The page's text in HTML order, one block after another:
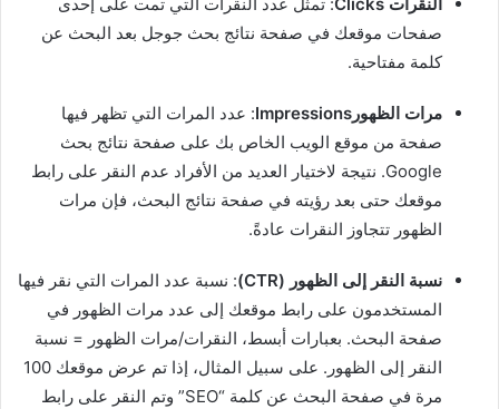
صفحات موقعك في صفحة نتائج بحث جوجل بعد البحث عن
كلمة مفتاحية.
مرات الظهورImpressions
: عدد المرات التي تظهر فيها
صفحة من موقع الويب الخاص بك على صفحة نتائج بحث
Google. نتيجة لاختيار العديد من الأفراد عدم النقر على رابط
موقعك حتى بعد رؤيته في صفحة نتائج البحث، فإن مرات
الظهور تتجاوز النقرات عادةً.
نسبة النقر إلى الظهور (CTR)
: نسبة عدد المرات التي نقر فيها
المستخدمون على رابط موقعك إلى عدد مرات الظهور في
صفحة البحث. بعبارات أبسط، النقرات/مرات الظهور = نسبة
النقر إلى الظهور. على سبيل المثال، إذا تم عرض موقعك 100
مرة في صفحة البحث عن كلمة “SEO” وتم النقر على رابط